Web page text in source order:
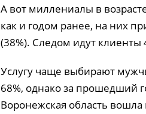
А вот миллениалы в
как и годом ранее, на них
(38%). Следом идут клиенты
Услугу чаще выбирают
68%, однако за прошедший
Воронежская область